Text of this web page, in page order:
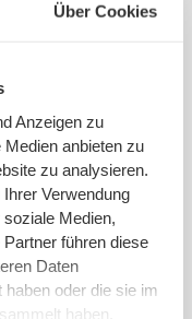
Über Cookies
Anzeigen zu
anbieten zu
zu analysieren.
Verwendung
Medien,
führen diese
Daten
oder die sie im
haben.
–
Bremerhaven
mit